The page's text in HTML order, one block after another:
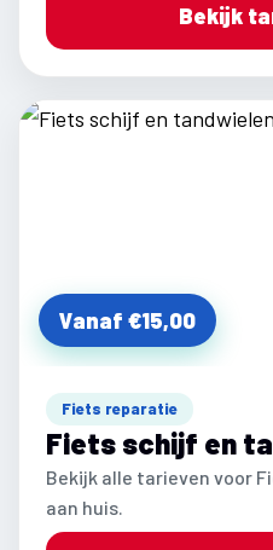
Bekijk
Vanaf €15,00
Fiets reparatie
Fiets schijf en
Bekijk alle tarieven voor
aan huis.